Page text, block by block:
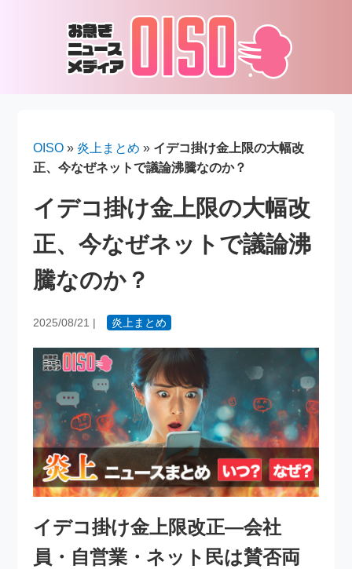
OISO »炎上まとめ » イデコ掛け金上限の大幅改
正、今なぜネットで議論沸騰なのか？
イデコ掛け金上限の大幅改
正、今なぜネットで議論沸
騰なのか？
2025/08/21 | 炎上まとめ
イデコ掛け金上限改正―会社
員・自営業・ネット民は賛否両